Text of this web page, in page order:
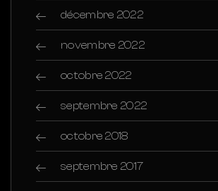
décembre 2022
novembre 2022
octobre 2022
septembre 2022
octobre 2018
septembre 2017